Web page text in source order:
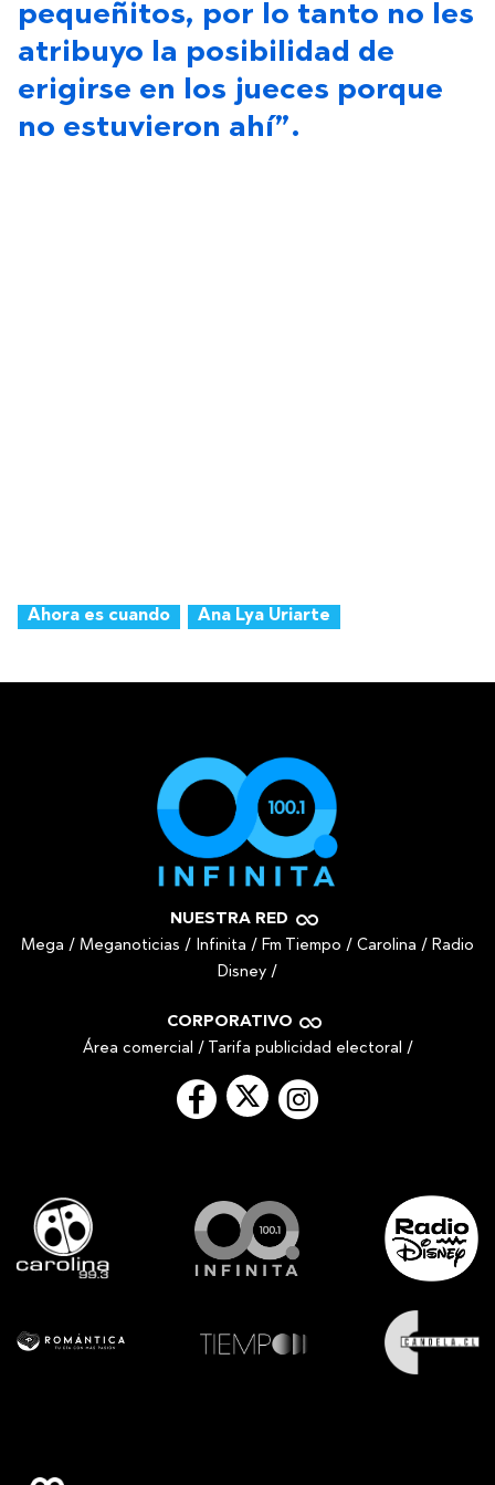
pequeñitos, por lo tanto no les
atribuyo la posibilidad de
erigirse en los jueces porque
no estuvieron ahí”.
Ahora es cuando Ana Lya Uriarte
NUESTRA RED
Mega / Meganoticias / Infinita / Fm Tiempo / Carolina / Radio
Disney /
CORPORATIVO
Área comercial / Tarifa publicidad electoral /